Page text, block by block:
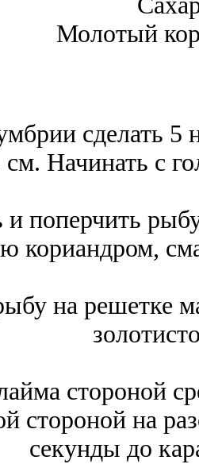
Молотый
сделать 5
см. Начинать с
поперчить
кориандром,
на решетке
стороной
стороной на
секунды до